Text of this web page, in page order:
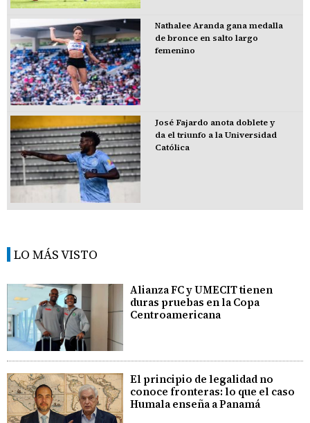
Nathalee Aranda gana medalla
de bronce en salto largo
femenino
José Fajardo anota doblete y
da el triunfo a la Universidad
Católica
LO MÁS VISTO
Alianza FC y UMECIT tienen
duras pruebas en la Copa
Centroamericana
El principio de legalidad no
conoce fronteras: lo que el caso
Humala enseña a Panamá